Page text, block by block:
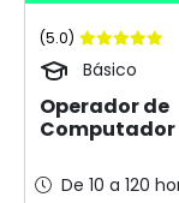
(5.0)
Básico
Operador de
Computador
De 10 a 120